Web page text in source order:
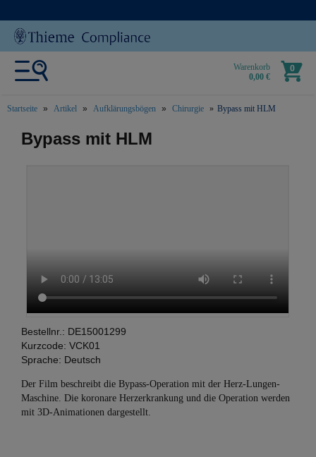
Warenkorb
0,00 €
0
Startseite Artikel Aufklärungsbögen Chirurgie Bypass mit HLM
text.skipToContent
text.skipToNavigation
Bypass mit HLM
Bestellnr.: DE15001299
Kurzcode: VCK01
Sprache: Deutsch
Der Film beschreibt die Bypass-Operation mit der Herz-Lungen-
Maschine. Die koronare Herzerkrankung und die Operation werden
mit 3D-Animationen dargestellt.